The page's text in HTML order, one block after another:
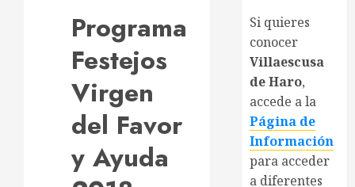
Programa
Festejos
Virgen
del Favor
y Ayuda
Si quieres
conocer
Villaescusa
de Haro,
accede a la
Página de
Información
para acceder
a diferentes